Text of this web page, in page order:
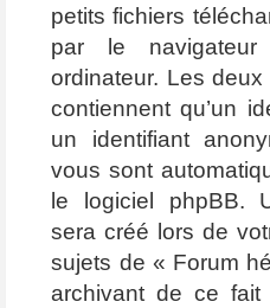
petits fichiers
par le
ordinateur. Les
contiennent qu’un
un identifiant
vous sont
le logiciel phpBB.
sera créé lors de
sujets de « Forum
archivant de ce